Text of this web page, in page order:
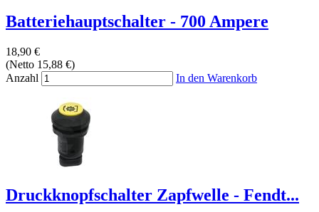
Batteriehauptschalter - 700 Ampere
18,90 €
(Netto 15,88 €)
Anzahl
In den Warenkorb
Druckknopfschalter Zapfwelle - Fendt...